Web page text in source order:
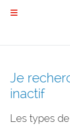
Je
inactif
Les types